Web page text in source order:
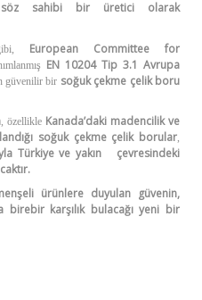
sahibi bir üretici olarak
European Committee for
EN 10204 Tip 3.1 Avrupa
güvenilir bir soğuk çekme çelik boru
, özellikle Kanada’daki madencilik ve
soğuk çekme çelik borular,
Türkiye ve yakın çevresindeki
ürünlere duyulan güvenin,
birebir karşılık bulacağı yeni bir